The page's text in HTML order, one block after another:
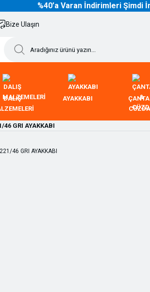
%40’a Varan İndirimleri Şimdi
Bize Ulaşın
DALIŞ
AYAKKABI
46 GRI AYAKKABI